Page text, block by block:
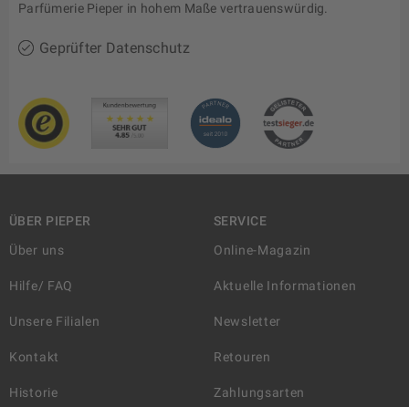
Parfümerie Pieper in hohem Maße vertrauenswürdig.
Geprüfter Datenschutz
ÜBER PIEPER
Über uns
Hilfe/ FAQ
Unsere Filialen
Kontakt
Historie
SERVICE
Online-Magazin
Aktuelle Informationen
Newsletter
Retouren
Zahlungsarten